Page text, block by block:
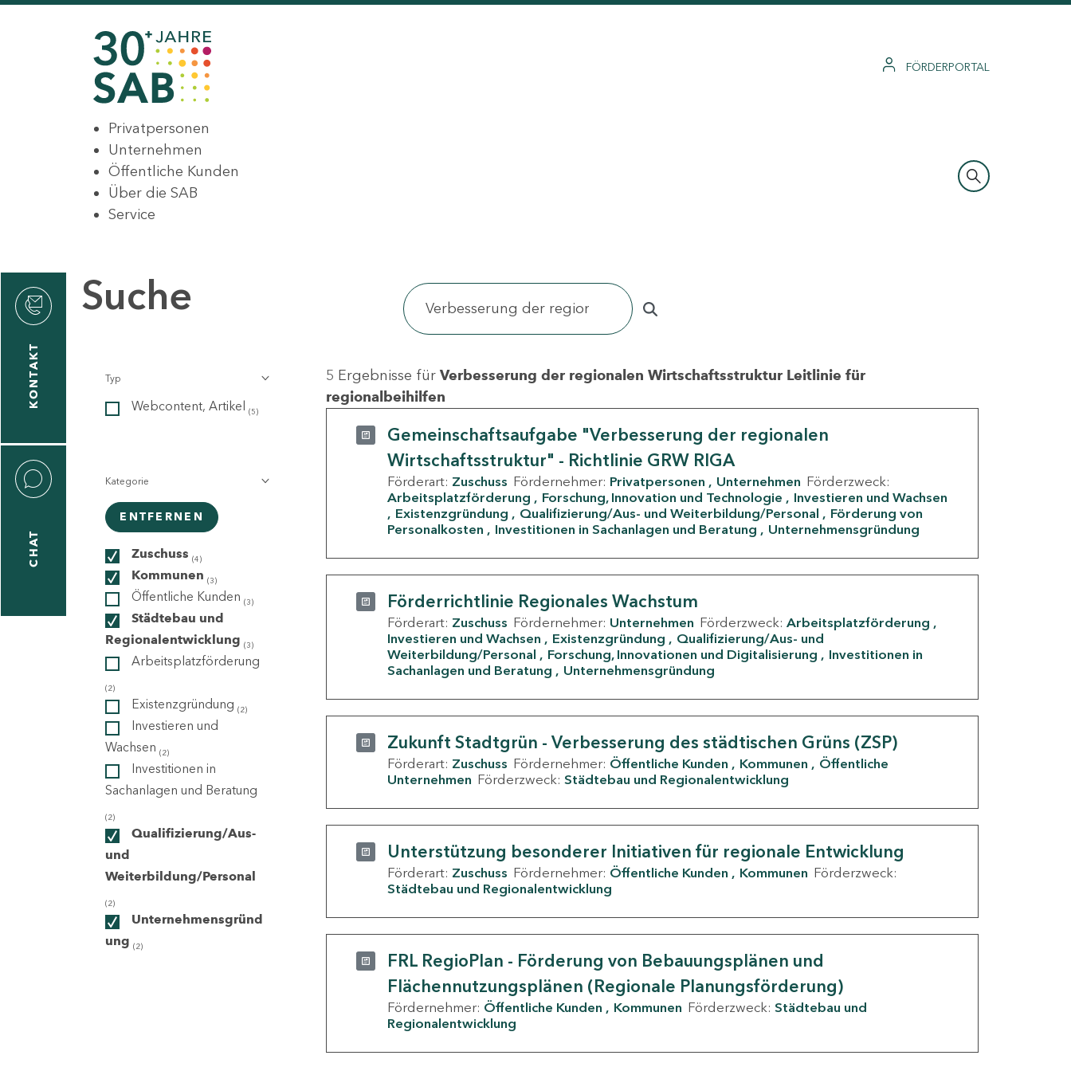
FÖRDERPORTAL
Privatpersonen
Unternehmen
Öffentliche Kunden
Über die SAB
Service
KONTAKT
CHAT
Suche
Typ
Webcontent, Artikel (5)
Kategorie
ENTFERNEN
Zuschuss (4)
Kommunen (3)
Öffentliche Kunden (3)
Städtebau und
Regionalentwicklung (3)
Arbeitsplatzförderung
(2)
Existenzgründung (2)
Investieren und
Wachsen (2)
Investitionen in
Sachanlagen und Beratung
(2)
Qualifizierung/Aus-
und
Weiterbildung/Personal
(2)
Unternehmensgründ
ung (2)
5 Ergebnisse für Verbesserung der regionalen Wirtschaftsstruktur Leitlinie für
regionalbeihilfen
Gemeinschaftsaufgabe "Verbesserung der regionalen
Wirtschaftsstruktur" - Richtlinie GRW RIGA
Förderart: Zuschuss Fördernehmer: Privatpersonen Unternehmen Förderzweck:
Arbeitsplatzförderung
Forschung, Innovation und Technologie
Investieren und Wachsen
Existenzgründung
Qualifizierung/Aus- und Weiterbildung/Personal
Förderung von
Personalkosten
Investitionen in Sachanlagen und Beratung Unternehmensgründung
Förderrichtlinie Regionales Wachstum
Förderart: Zuschuss Fördernehmer: Unternehmen Förderzweck: Arbeitsplatzförderung
Investieren und Wachsen
Existenzgründung
Qualifizierung/Aus- und
Weiterbildung/Personal
Forschung, Innovationen und Digitalisierung
Investitionen in
Sachanlagen und Beratung
Unternehmensgründung
Zukunft Stadtgrün - Verbesserung des städtischen Grüns (ZSP)
Förderart: Zuschuss Fördernehmer: Öffentliche Kunden Kommunen
Öffentliche
Unternehmen Förderzweck: Städtebau und Regionalentwicklung
Unterstützung besonderer Initiativen für regionale Entwicklung
Förderart: Zuschuss Fördernehmer: Öffentliche Kunden Kommunen Förderzweck:
Städtebau und Regionalentwicklung
FRL RegioPlan - Förderung von Bebauungsplänen und
Flächennutzungsplänen (Regionale Planungsförderung)
Fördernehmer: Öffentliche Kunden Kommunen Förderzweck: Städtebau und
Regionalentwicklung